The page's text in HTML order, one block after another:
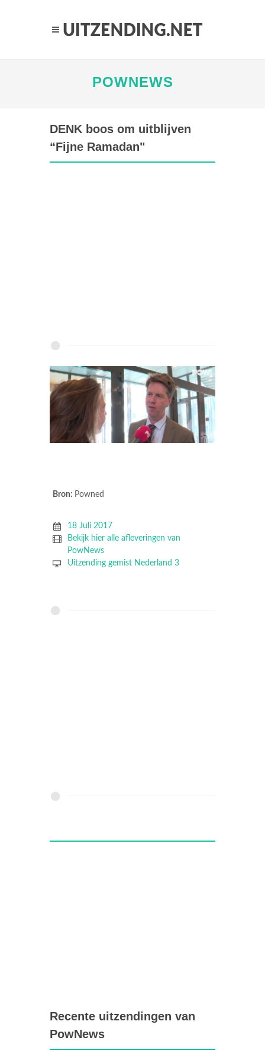
POWNEWS
DENK boos om uitblijven
“Fijne Ramadan"
Bron: Powned
18 Juli 2017
Bekijk hier alle afleveringen van
PowNews
Uitzending gemist Nederland 3
Recente uitzendingen van
PowNews